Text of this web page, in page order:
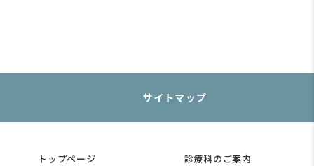
サイトマップ
トップページ
診療科のご案内